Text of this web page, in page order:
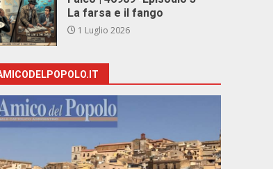
La farsa e il fango
1 Luglio 2026